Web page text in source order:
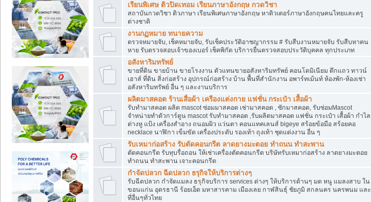
เรียนพิเศษ ติวปิดเทอม เรียนภาษาอังกฤษ กวดวิชา
สถาบันกวดวิชา ติวภาษา เรียนพิเศษภาษาอังกฤษ หาติวเตอร์ภาษาอังกฤษคนไทยและครู
ต่างชาติ
งานกฏหมาย ทนายความ
ตรวจหมายจับ, เช็คหมายจับ, รับเช็คประวัติอาชญากรรม # รับสืบงานหมายจับ รับสืบหาคน
หาย รับตรวจสอบเจ้าของเบอร์ เช็คพิกัด บริการยื่นตรวจสอบประวัติบุคคล ทุกประเภท
อสังหาริมทรัพย์
ขายที่ดิน ขายบ้าน ขายโรงงาน ตัวแทนขายอสังหาริมทรัพย์ คอนโดมิเนียม ตึกแถว ทาวน์
เฮาส์ ที่ดิน สิ่งก่อสร้าง อุปกรณ์ก่อสร้าง บ้าน พื้นที่สำนักงาน อพาร์ทเม้นท์ ห้องพัก-ห้องเช่า
อสังหาริมทรัพย์ อื่น ๆ และงานบริการ
ผลิตมาสคอต ร้านเสื่อผ้า เครืองแต่งกาย แฟชั่น กระเป๋า เสื้อผ้า
รับทำมาสคอต ผลิต mascot ซ่อมมาสคอต เช่ามาสคอต , ซักมาสคอต, รับซ่อมMascot
จำหน่ายทำตัวการ์ตูน mascot รับทำมาสคอต ,รับผลิตมาสคอต แฟชั่น กระเป๋า เสื้อผ้า กำไล
ต่างหู แป้ง เครื่องสำอาง ถนอมผิว แว่นตา คอนแทคเลนส์ bigeye สร้อยข้อมือ สร้อยคอ
necklace นาฬิกา เข็มขัด เครื่องประดับ รองเท้า ถุงเท้า ชุดแต่งงาน อื่น ๆ
รับเหมาก่อสร้าง รับตัดคอนกรีต ลาดยางมะตอย ทำถนน ทำสะพาน
ตัดคอนกรีต รับทุบรื่อถอน ให้เช่าเครื่องตัดคอนกรีต บริษัทรับเหมาก่อสร้าง ลาดยางมะตอย
ทำถนน ทำสะพาน เจาะคอนกรีต
กำจัดปลวก ฉีดปลวก ธรุกิจให้บริการต่างๆ
รับฉีดปลวก กำจัดแมลง ธรุกิจบริการ services ต่างๆ ให้บริการด้านๆ มด หนู แมลงสาบ ใน
ขอนแก่น อุดรธานี ร้อยเอ็ด มหาสารคาม เมืองเลย กาฬสินธุ์ ชัยภูมิ สกลนคร นครพนม และ
ที่อื่นๆทั่วไทย